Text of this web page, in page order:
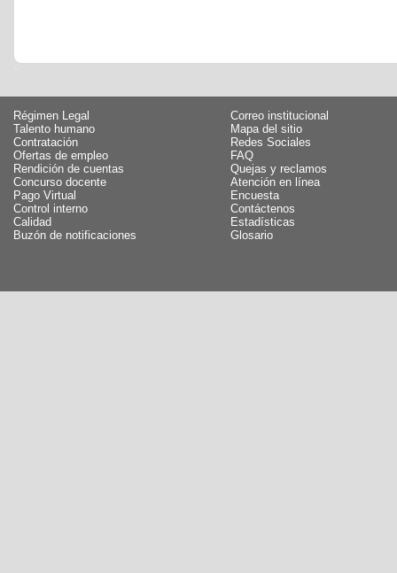
Régimen Legal
Talento humano
Contratación
Ofertas de empleo
Rendición de cuentas
Concurso docente
Pago Virtual
Control interno
Calidad
Buzón de notificaciones
Correo institucional
Mapa del sitio
Redes Sociales
FAQ
Quejas y reclamos
Atención en línea
Encuesta
Contáctenos
Estadísticas
Glosario